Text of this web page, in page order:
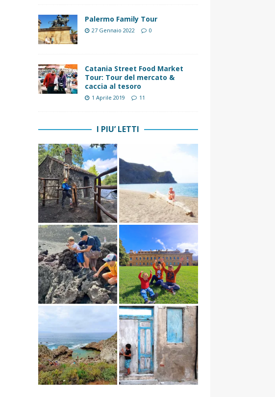
Palermo Family Tour
27 Gennaio 2022 0
Catania Street Food Market
Tour: Tour del mercato &
caccia al tesoro
1 Aprile 2019 11
I PIU’ LETTI